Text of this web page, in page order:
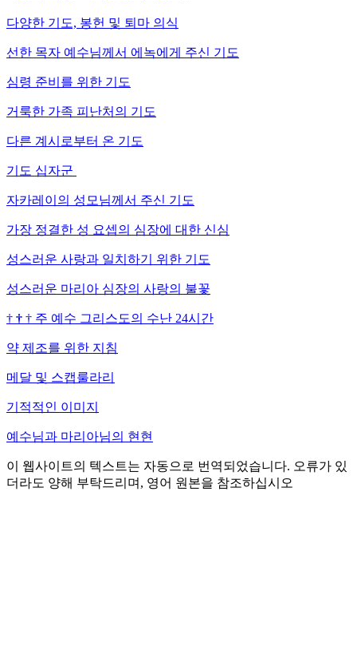
다양한 기도, 봉헌 및 퇴마 의식
선한 목자 예수님께서 에녹에게 주신 기도
심령 준비를 위한 기도
거룩한 가족 피난처의 기도
다른 계시로부터 온 기도
기도 십자군
자카레이의 성모님께서 주신 기도
가장 정결한 성 요셉의 심장에 대한 신심
성스러운 사랑과 일치하기 위한 기도
성스러운 마리아 심장의 사랑의 불꽃
† † † 주 예수 그리스도의 수난 24시간
약 제조를 위한 지침
메달 및 스캡룰라리
기적적인 이미지
예수님과 마리아님의 현현
이 웹사이트의 텍스트는 자동으로 번역되었습니다. 오류가 있
더라도 양해 부탁드리며, 영어 원본을 참조하십시오